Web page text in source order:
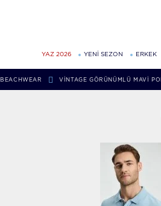
YAZ 2026 YENİ SEZON ERKEK
BEACHWEAR VINTAGE GÖRÜNÜMLÜ MAVI